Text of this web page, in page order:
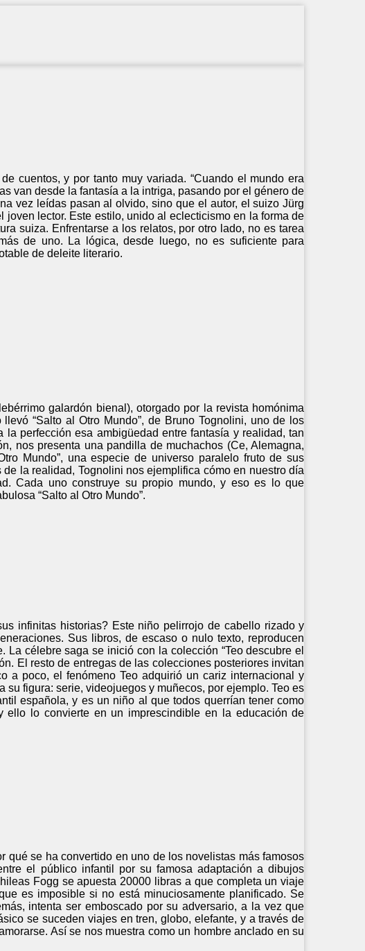
cuentos, y por tanto muy variada. “Cuando el mundo era
van desde la fantasía a la intriga, pasando por el género de
vez leídas pasan al olvido, sino que el autor, el suizo Jürg
lector. Este estilo, unido al eclecticismo en la forma de
suiza. Enfrentarse a los relatos, por otro lado, no es tarea
de uno. La lógica, desde luego, no es suficiente para
de deleite literario.
galardón bienal), otorgado por la revista homónima
“Salto al Otro Mundo”, de Bruno Tognolini, uno de los
perfección esa ambigüedad entre fantasía y realidad, tan
nos presenta una pandilla de muchachos (Ce, Alemagna,
Mundo”, una especie de universo paralelo fruto de sus
la realidad, Tognolini nos ejemplifica cómo en nuestro día
Cada uno construye su propio mundo, y eso es lo que
“Salto al Otro Mundo”.
infinitas historias? Este niño pelirrojo de cabello rizado y
Sus libros, de escaso o nulo texto, reproducen
célebre saga se inició con la colección “Teo descubre el
El resto de entregas de las colecciones posteriores invitan
poco, el fenómeno Teo adquirió un cariz internacional y
figura: serie, videojuegos y muñecos, por ejemplo. Teo es
española, y es un niño al que todos querrían tener como
ello lo convierte en un imprescindible en la educación de
se ha convertido en uno de los novelistas más famosos
el público infantil por su famosa adaptación a dibujos
Fogg se apuesta 20000 libras a que completa un viaje
es imposible si no está minuciosamente planificado. Se
intenta ser emboscado por su adversario, a la vez que
se suceden viajes en tren, globo, elefante, y a través de
Así se nos muestra como un hombre anclado en su